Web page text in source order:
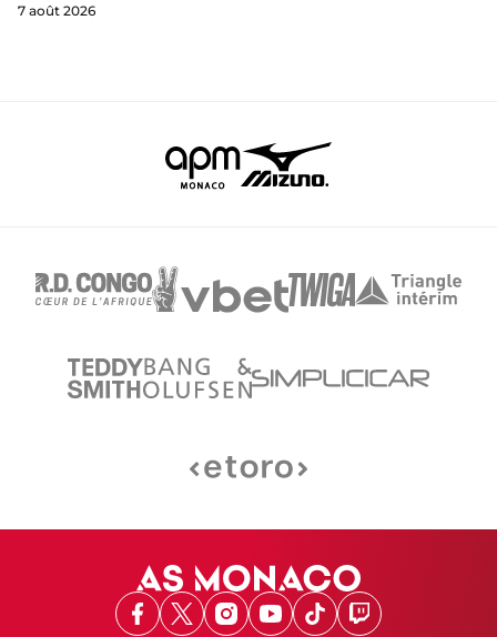
7 août 2026
Facebook
X Instagram
Youtube
TikTokTwitch